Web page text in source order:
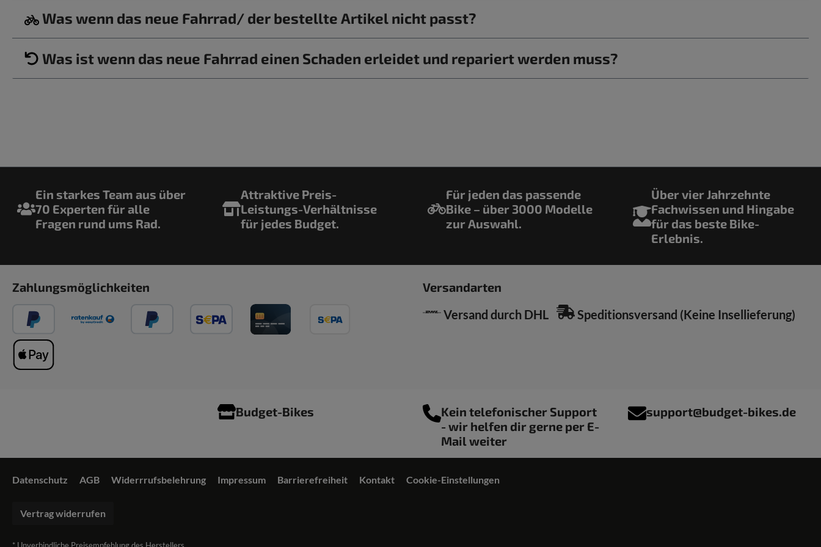
Was wenn das neue Fahrrad/ der bestellte Artikel nicht passt?
Was ist wenn das neue Fahrrad einen Schaden erleidet und repariert werden muss?
Ein starkes Team aus über
70 Experten für alle
Fragen rund ums Rad.
Attraktive Preis-
Leistungs-Verhältnisse
für jedes Budget.
Für jeden das passende
Bike – über 3000 Modelle
zur Auswahl.
Über vier Jahrzehnte
Fachwissen und Hingabe
für das beste Bike-
Erlebnis.
Zahlungsmöglichkeiten
Versandarten
Versand durch DHL
Speditionsversand (Keine Insellieferung)
Budget-Bikes
Kein telefonischer Support
- wir helfen dir gerne per E-
Mail weiter
support@budget-bikes.de
Datenschutz AGB Widerrrufsbelehrung Impressum Barrierefreiheit Kontakt Cookie-Einstellungen
Vertrag widerrufen